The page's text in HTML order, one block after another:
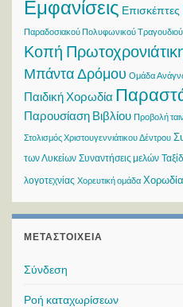
Εμφανίσεις Επισκέπτες
Παραδοσιακού Πολυφωνικού Τραγουδιού
Κοπή
Μπάντα Δρόμου Ομάδα
Παιδική Χορωδία
Παρουσίαση Βιβλίου Προβολή
Στολισμός Χριστουγεννιάτικου Δέντρου
των Λυκείων Συναντήσεις μελών
λογοτεχνίας Χορευτική ομάδα Χορωδία
ΜΕΤΑΣΤΟΙΧΕΊΑ
Σύνδεση
Ροή καταχωρίσεων